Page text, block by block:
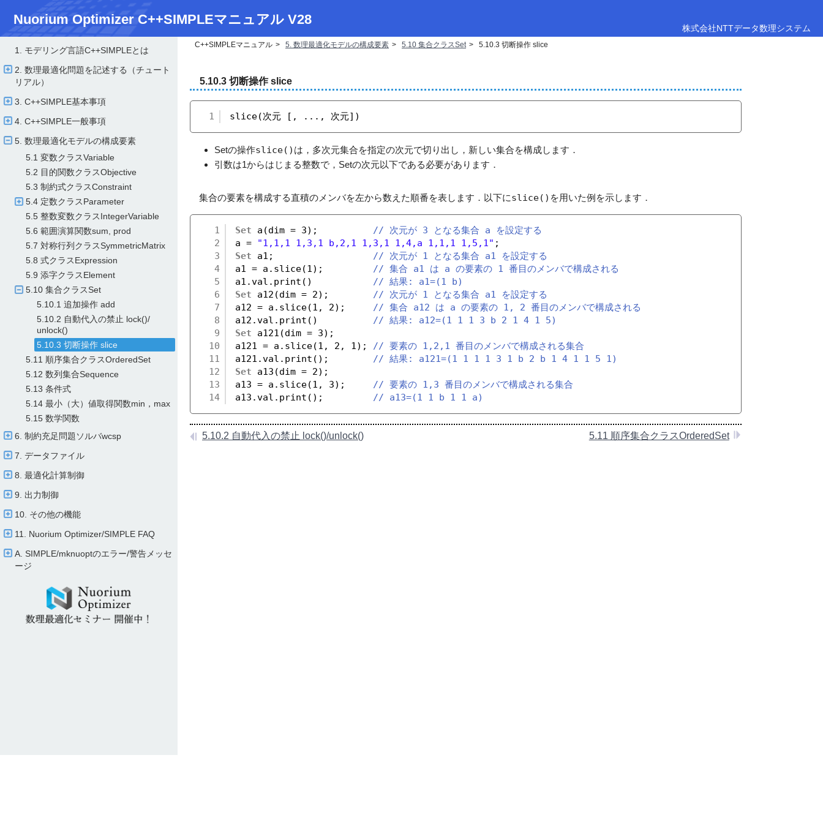
Nuorium Optimizer C++SIMPLEマニュアル V28
株式会社NTTデータ数理システム
1. モデリング言語C++SIMPLEとは
2. 数理最適化問題を記述する（チュート
リアル）
3. C++SIMPLE基本事項
4. C++SIMPLE一般事項
5. 数理最適化モデルの構成要素
5.1 変数クラスVariable
5.2 目的関数クラスObjective
5.3 制約式クラスConstraint
5.4 定数クラスParameter
5.5 整数変数クラスIntegerVariable
5.6 範囲演算関数sum, prod
5.7 対称行列クラスSymmetricMatrix
5.8 式クラスExpression
5.9 添字クラスElement
5.10 集合クラスSet
5.10.1 追加操作 add
5.10.2 自動代入の禁止 lock()/​
unlock()
5.10.3 切断操作 slice
5.11 順序集合クラスOrderedSet
5.12 数列集合Sequence
5.13 条件式
5.14 最小（大）値取得関数min，max
5.15 数学関数
6. 制約充足問題ソルバwcsp
7. データファイル
8. 最適化計算制御
9. 出力制御
10. その他の機能
11. Nuorium Optimizer/​SIMPLE FAQ
A. SIMPLE/​mknuoptのエラー/​警告メッセ
ージ
C++SIMPLEマニュアル 5. 数理最適化モデルの構成要素 5.10 集合クラスSet 5.10.3 切断操作 slice
5.10.3 切断操作 slice
1 slice(次元 [, ..., 次元])
Setの操作slice() は，多次元集合を指定の次元で切り出し，新しい集合を構成します．
引数は1からはじまる整数で，Setの次元以下である必要があります．
集合の要素を構成する直積のメンバを左から数えた順番を表します．以下にslice() を用いた例を示します．
1
2
3
4
5
6
7
8
9
10
11
12
13
14
Set a(dim = 3); // 次元が 3 となる集合 a を設定する
a =
"1,1,1 1,3,1 b,2,1 1,3,1 1,4,a 1,1,1 1,5,1" ;
Set
a1; // 次元が 1 となる集合 a1 を設定する
a1 = a.slice(1); // 集合 a1 は a の要素の 1 番目のメンバで構成される
a1.val.print() // 結果: a1=(1 b)
Set
a12(dim = 2); // 次元が 1 となる集合 a1 を設定する
a12 = a.slice(1, 2); // 集合 a12 は a の要素の 1, 2 番目のメンバで構成される
a12.val.print() // 結果: a12=(1 1 1 3 b 2 1 4 1 5)
Set
a121(dim = 3);
a121 = a.slice(1, 2, 1); // 要素の 1,2,1 番目のメンバで構成される集合
a121.val.print(); // 結果: a121=(1 1 1 1 3 1 b 2 b 1 4 1 1 5 1)
Set
a13(dim = 2);
a13 = a.slice(1, 3); // 要素の 1,3 番目のメンバで構成される集合
a13.val.print(); // a13=(1 1 b 1 1 a)
5.10.2 自動代入の禁止 lock()/unlock() 5.11 順序集合クラスOrderedSet